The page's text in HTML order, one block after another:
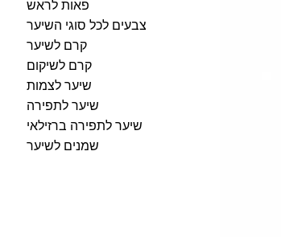
פאות לראש
צבעים לכל סוגי השיער
קרם לשיער
קרם לשיקום
שיער לצמות
שיער לתפירה
שיער לתפירה ברזילאי
שמנים לשיער